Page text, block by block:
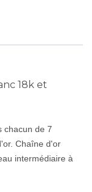
18k et
chacun de 7
Chaîne d'or
intermédiaire à